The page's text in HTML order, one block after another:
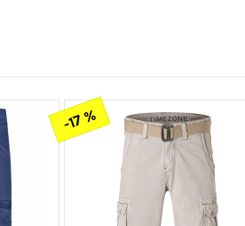
-17 %